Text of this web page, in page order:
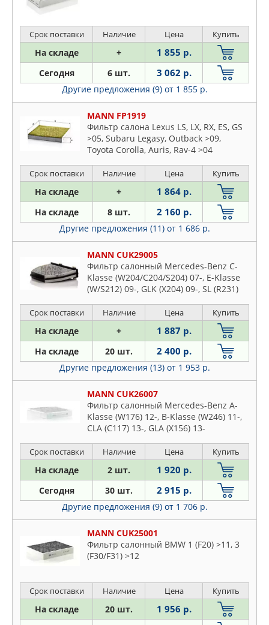
Срок поставки Наличие Цена Купить
На складе + 1 855 р.
Сегодня 6 шт. 3 062 р.
Другие предложения (9) от 1 855 р.
MANN FP1919
Фильтр салона Lexus LS, LX, RX, ES, GS
>05, Subaru Legasy, Outback >09,
Toyota Corolla, Auris, Rav-4 >04
Срок поставки Наличие Цена Купить
На складе + 1 864 р.
На складе 8 шт. 2 160 р.
Другие предложения (11) от 1 686 р.
MANN CUK29005
Фильтр салонный Mercedes-Benz C-
Klasse (W204/C204/S204) 07-, E-Klasse
(W/S212) 09-, GLK (X204) 09-, SL (R231)
Срок поставки Наличие Цена Купить
На складе + 1 887 р.
На складе 20 шт. 2 400 р.
Другие предложения (13) от 1 953 р.
MANN CUK26007
Фильтр салонный Mercedes-Benz A-
Klasse (W176) 12-, B-Klasse (W246) 11-,
CLA (C117) 13-, GLA (X156) 13-
Срок поставки Наличие Цена Купить
На складе 2 шт. 1 920 р.
Сегодня 30 шт. 2 915 р.
Другие предложения (9) от 1 706 р.
MANN CUK25001
Фильтр салонный BMW 1 (F20) >11, 3
(F30/F31) >12
Срок поставки Наличие Цена Купить
На складе 20 шт. 1 956 р.